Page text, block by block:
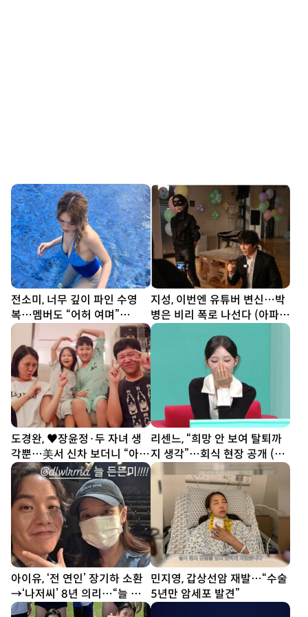
전소미, 너무 깊이 파인 수영
복…멤버도 “어허 여며”
[DA★]
지성, 이번엔 유튜버 변신…박
병은 비리 폭로 나선다 (아파
트)
도경완, ♥장윤정·두 자녀 생
각뿐…美서 신차 보더니 “아빠
열심히 할게” [SD톡톡]
리센느, “희망 안 보여 탈퇴까
지 생각”…회식 현장 공개 (전
참시)
아이유, ‘전 연인’ 장기하 소환
→‘나저씨’ 8년 의리…“늘 든
든” [SD톡톡]
민지영, 갑상선암 재발…“수술
5년만 암세포 발견”